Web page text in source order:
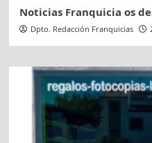
Noticias Franquicia os
Dpto. Redacción Franquicias